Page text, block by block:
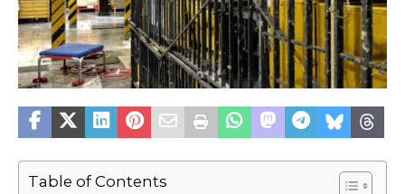
Table of Contents